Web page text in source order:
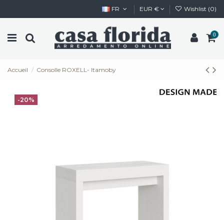
FR EUR € Wishlist (0)
0
Accueil Consolle ROXELL- Itamoby
-20%